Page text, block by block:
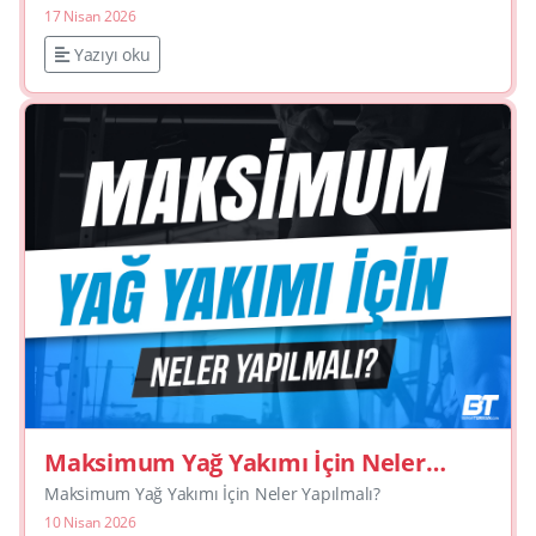
17 Nisan 2026
Yazıyı oku
Maksimum Yağ Yakımı İçin Neler
Yapılmalı?
Maksimum Yağ Yakımı İçin Neler Yapılmalı?
10 Nisan 2026